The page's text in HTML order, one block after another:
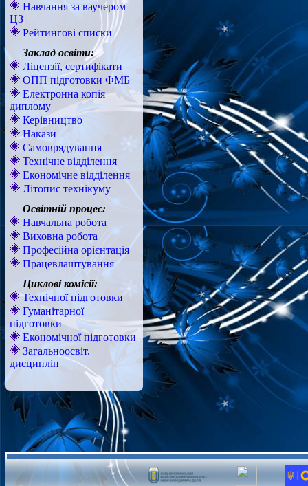
Навчання за ваучером
ЦЗ
Рейтингові списки
Заклад освіти:
Ліцензії, сертифікати
ОПП підготовки ФМБ
Електронна копія
диплому
Керівництво
Накази
Самоврядування
Технічне відділення
Економічне відділення
Літопис технікуму
Освітній процес:
Навчальна робота
Виховна робота
Професійна орієнтація
Працевлаштування
Циклові комісії:
Технічної підготовки
Гуманітарної
підготовки
Економічної підготовки
Загальноосвіт.
дисциплін